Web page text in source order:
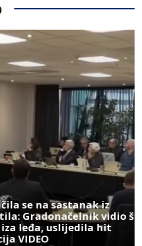
sastanak iz
vidio šta
uslijedila hit